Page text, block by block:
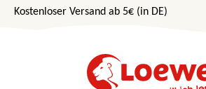
Zum Hauptinhalt springen
Kostenloser Versand ab 5€ (in DE)